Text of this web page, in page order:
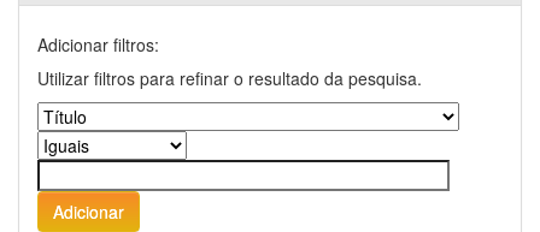
Adicionar filtros:
Utilizar filtros para refinar o resultado da pesquisa.